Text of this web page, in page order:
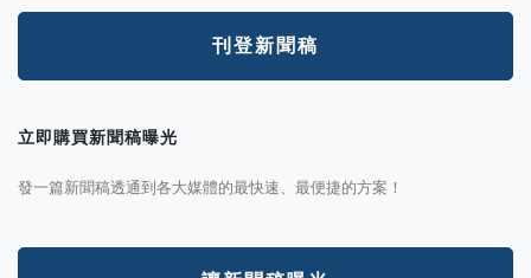
刊登新聞稿
立即購買新聞稿曝光
發一篇新聞稿透通到各大媒體的最快速、最便捷的方案！